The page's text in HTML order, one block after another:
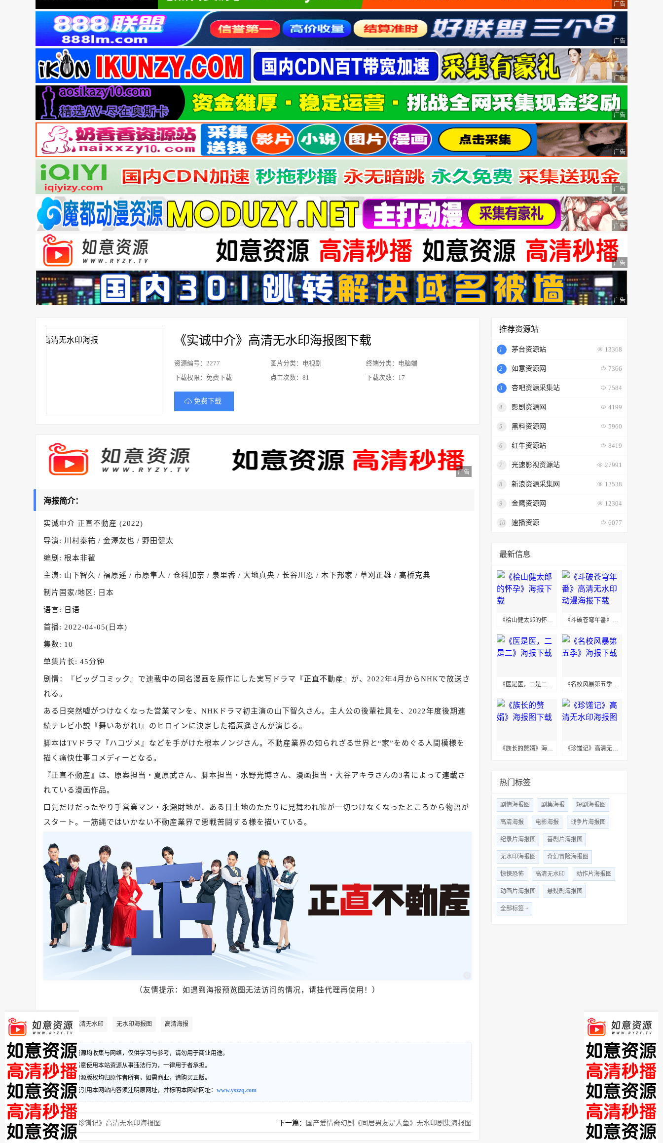
广告
广告
广告
广告
广告
广告
广告
广告
广告
《实诚中介》高清无水印海报图下载
资源编号：2277 图片分类：电视剧
终端分类：电脑端
下载权限：免费下载
点击次数： 81 下载次数： 17
免费下载
广告
海报简介：
实诚中介 正直不動産 (2022)
导演: 川村泰祐 / 金澤友也 / 野田健太
编剧: 根本非翟
主演: 山下智久 / 福原遥 / 市原隼人 / 仓科加奈 / 泉里香 / 大地真央 / 长谷川忍 / 木下邦家 / 草刈正雄 / 高桥克典
制片国家/地区: 日本
语言: 日语
首播: 2022-04-05(日本)
集数: 10
单集片长: 45分钟
剧情：『ビッグコミック』で連載中の同名漫画を原作にした実写ドラマ『正直不動産』が、2022年4月からNHKで放送さ
れる。
ある日突然嘘がつけなくなった営業マンを、NHKドラマ初主演の山下智久さん。主人公の後輩社員を、2022年度後期連
続テレビ小説『舞いあがれ!』のヒロインに決定した福原遥さんが演じる。
脚本はTVドラマ『ハコヅメ』などを手がけた根本ノンジさん。不動産業界の知られざる世界と“家”をめぐる人間模様を
描く痛快仕事コメディーとなる。
『正直不動産』は、原案担当・夏原武さん、脚本担当・水野光博さん、漫画担当・大谷アキラさんの3者によって連載さ
れている漫画作品。
口先だけだったやり手営業マン・永瀬財地が、ある日土地のたたりに見舞われ嘘が一切つけなくなったところから物語が
スタート。一筋縄ではいかない不動産業界で悪戦苦闘する様を描いている。
（友情提示：如遇到海报预览图无法访问的情况，请挂代理再使用！）
标签 高清无水印 无水印海报图 高清海报
1、本站资源均收集与网络，仅供学习与参考，请勿用于商业用途。
2、禁止恶意使用本站资源从事违法行为，一律用于者承担。
3、本站资源版权均归原作者所有，如需商业，请购买正版。
4、转载或引用本网站内容须注明原网址，并标明本网站网址： www.yszzq.com
上一篇：《珍馐记》高清无水印海报图 下一篇： 国产爱情奇幻剧《同居男友是人鱼》无水印剧集海报图
推荐资源站
1 茅台资源站 13368
2 如意资源网 7366
3 杏吧资源采集站 7584
4 影剧资源网 4199
5 黑料资源网 5960
6 红牛资源站 8419
7 光速影视资源站 27991
8 新浪资源采集网 12538
9 金鹰资源网 12304
10 速播资源 6077
最新信息
《桧山健太郎的怀孕》海报下载 《斗破苍穹年番》高清无水印动漫海报下载
《医是医，二是二》海报下载 《名校风暴第五季》海报下载
《族长的赘婿》海报图下载 《珍馐记》高清无水印海报图
热门标签
剧情海报图 剧集海报 短剧海报图
高清海报 电影海报 战争片海报图
纪录片海报图 喜剧片海报图
无水印海报图 奇幻冒险海报图
惊悚恐怖 高清无水印 动作片海报图
动画片海报图 悬疑剧海报图
全部标签 +